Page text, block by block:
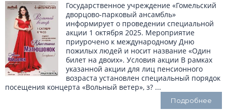
Государственное учреждение «Гомельский
дворцово-парковый ансамбль»
информирует о проведении специальной
акции 1 октября 2025. Мероприятие
приурочено к международному Дню
пожилых людей и носит название «Один
билет на двоих». Условия акции В рамках
указанной акции для лиц пенсионного
возраста установлен специальный порядок
посещения концерта «Вольный ветер», з? ...
Подробнее